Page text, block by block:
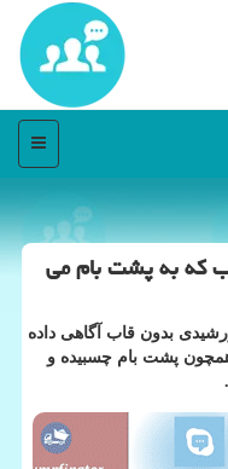
منو
كه به پشت بام می
بدون قاب آگاهی داده
پشت بام چسبیده و